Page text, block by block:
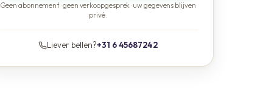
Geen abonnement · geen verkoopgesprek · uw gegevens blijven
privé.
Liever bellen?+31 6 45687242